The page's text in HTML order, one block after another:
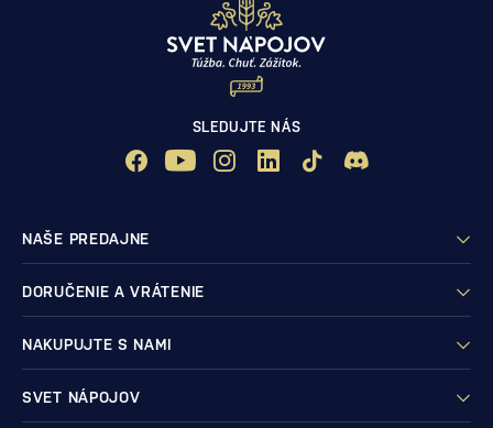
SLEDUJTE NÁS
NAŠE PREDAJNE
DORUČENIE A VRÁTENIE
NAKUPUJTE S NAMI
SVET NÁPOJOV